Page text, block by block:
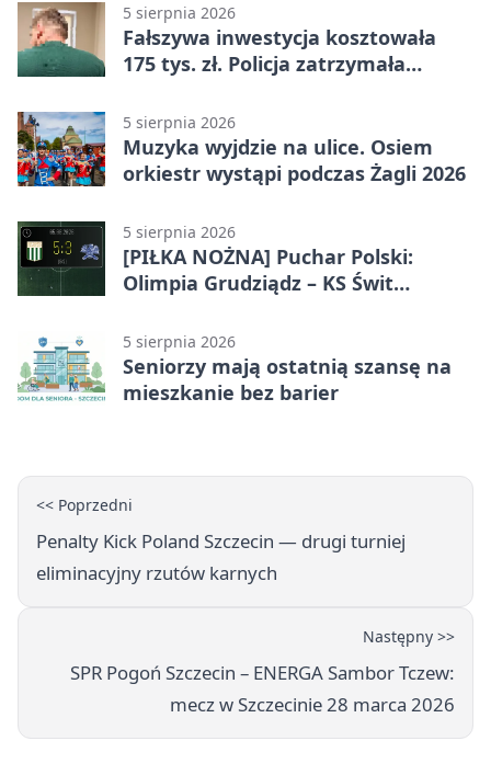
5 sierpnia 2026
Fałszywa inwestycja kosztowała
175 tys. zł. Policja zatrzymała
5 sierpnia 2026
Muzyka wyjdzie na ulice. Osiem
orkiestr wystąpi podczas Żagli 2026
5 sierpnia 2026
[PIŁKA NOŻNA] Puchar Polski:
Olimpia Grudziądz – KS Świt
stracił dwubramkowe prowadzenie
5 sierpnia 2026
Seniorzy mają ostatnią szansę na
mieszkanie bez barier
<< Poprzedni
Penalty Kick Poland Szczecin — drugi turniej
eliminacyjny rzutów karnych
Następny >>
SPR Pogoń Szczecin – ENERGA Sambor Tczew:
mecz w Szczecinie 28 marca 2026